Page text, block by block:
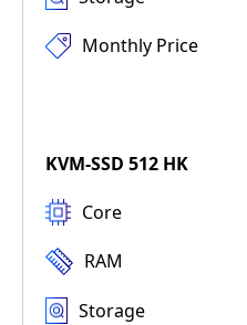
Monthly Price
KVM-SSD 512 HK
Core
RAM
Storage